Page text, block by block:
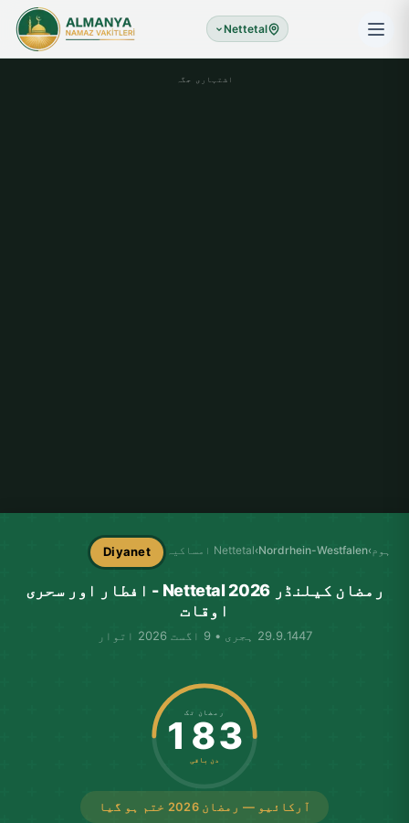
Nettetal
اشتہاری جگہ
ہوم ›
Nordrhein-Westfalen
›Nettetal امساکیہ Diyanet
رمضان کیلنڈر Nettetal 2026 - افطار اور سحری
اوقات
29.9.1447 ہجری • 9 اگست 2026 اتوار
آرکائیو — رمضان 2026 ختم ہو گیا
رمضان تک
183
دن باقی